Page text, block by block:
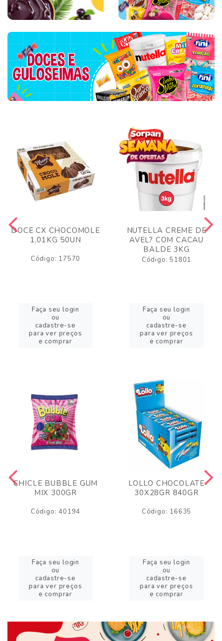
DOCE CX CHOCOMOLE
1,01KG 50UN
Código: 17570
Faça seu login
ou
cadastre-se
para ver preços
e comprar
NUTELLA CREME DE
AVEL? COM CACAU
BALDE 3KG
Código: 51801
Faça seu login
ou
cadastre-se
para ver preços
e comprar
CHICLE BUBBLE GUM
MIX 300GR
Código: 40194
Faça seu login
ou
cadastre-se
para ver preços
e comprar
LOLLO CHOCOLATE
30X28GR 840GR
Código: 16635
Faça seu login
ou
cadastre-se
para ver preços
e comprar